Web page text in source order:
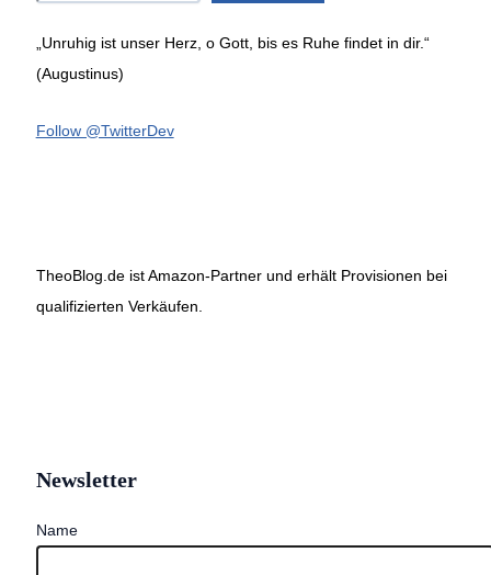
„Unruhig ist unser Herz, o Gott, bis es Ruhe findet in dir.“
(Augustinus)
Follow @TwitterDev
TheoBlog.de ist Amazon-Partner und erhält Provisionen bei
qualifizierten Verkäufen.
Newsletter
Name